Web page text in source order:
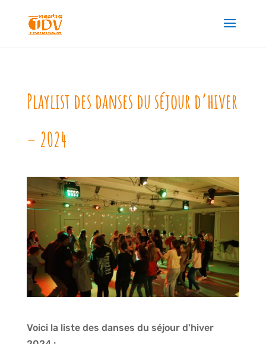
Playlist des danses du séjour d’hiver
– 2024
Voici la liste des danses du séjour d'hiver